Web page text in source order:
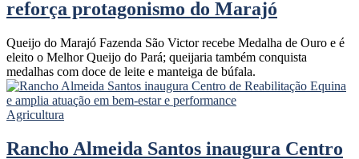
reforça protagonismo do Marajó
Queijo do Marajó Fazenda São Victor recebe Medalha de Ouro e é
eleito o Melhor Queijo do Pará; queijaria também conquista
medalhas com doce de leite e manteiga de búfala.
Agricultura
Rancho Almeida Santos inaugura Centro